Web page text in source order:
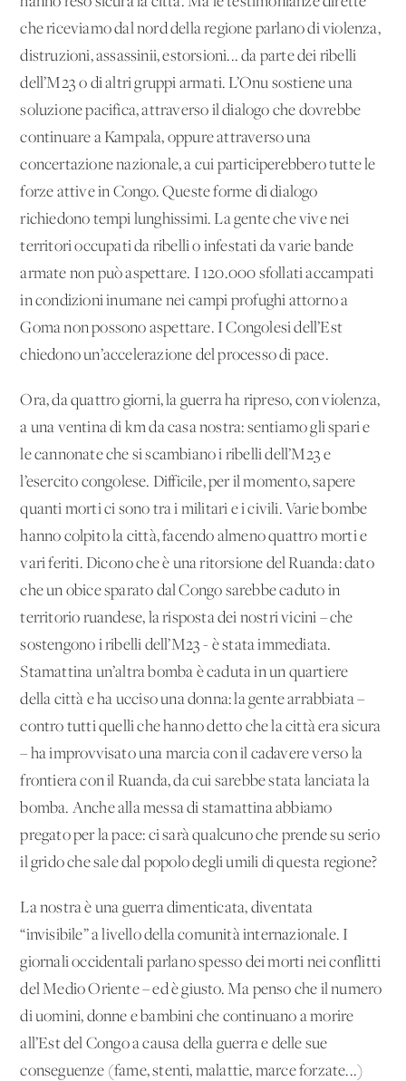
che riceviamo dal nord della regione parlano di violenza,
distruzioni, assassinii, estorsioni... da parte dei ribelli
dell’M23 o di altri gruppi armati. L’Onu sostiene una
soluzione pacifica, attraverso il dialogo che dovrebbe
continuare a Kampala, oppure attraverso una
concertazione nazionale, a cui participerebbero tutte le
forze attive in Congo. Queste forme di dialogo
richiedono tempi lunghissimi. La gente che vive nei
territori occupati da ribelli o infestati da varie bande
armate non può aspettare. I 120.000 sfollati accampati
in condizioni inumane nei campi profughi attorno a
Goma non possono aspettare. I Congolesi dell’Est
chiedono un’accelerazione del processo di pace.
Ora, da quattro giorni, la guerra ha ripreso, con violenza,
a una ventina di km da casa nostra: sentiamo gli spari e
le cannonate che si scambiano i ribelli dell’M23 e
l’esercito congolese. Difficile, per il momento, sapere
quanti morti ci sono tra i militari e i civili. Varie bombe
hanno colpito la città, facendo almeno quattro morti e
vari feriti. Dicono che è una ritorsione del Ruanda: dato
che un obice sparato dal Congo sarebbe caduto in
territorio ruandese, la risposta dei nostri vicini – che
sostengono i ribelli dell’M23 - è stata immediata.
Stamattina un’altra bomba è caduta in un quartiere
della città e ha ucciso una donna: la gente arrabbiata –
contro tutti quelli che hanno detto che la città era sicura
– ha improvvisato una marcia con il cadavere verso la
frontiera con il Ruanda, da cui sarebbe stata lanciata la
bomba. Anche alla messa di stamattina abbiamo
pregato per la pace: ci sarà qualcuno che prende su serio
il grido che sale dal popolo degli umili di questa regione?
La nostra è una guerra dimenticata, diventata
“invisibile” a livello della comunità internazionale. I
giornali occidentali parlano spesso dei morti nei conflitti
del Medio Oriente – ed è giusto. Ma penso che il numero
di uomini, donne e bambini che continuano a morire
all’Est del Congo a causa della guerra e delle sue
conseguenze (fame, stenti, malattie, marce forzate...)